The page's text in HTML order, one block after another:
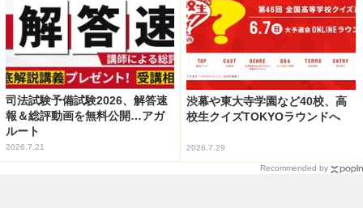
司法試験予備試験2026、解答速
報＆総評動画を無料公開…アガ
ルート
2026.7.21
渋幕や東大寺学園など40校、高
校生クイズTOKYOラウンドへ
2026.7.29
Recommended by